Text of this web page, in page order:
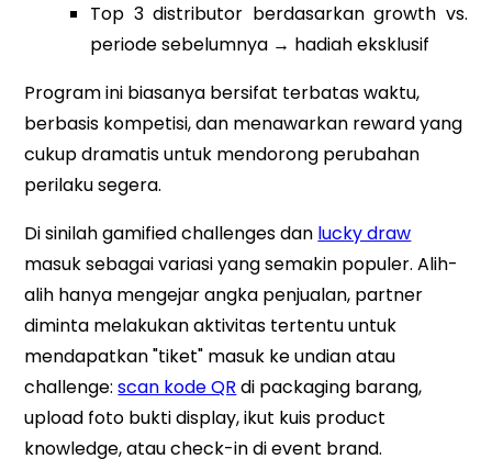
Top 3 distributor berdasarkan growth vs.
periode sebelumnya → hadiah eksklusif
Program ini biasanya bersifat terbatas waktu,
berbasis kompetisi, dan menawarkan reward yang
cukup dramatis untuk mendorong perubahan
perilaku segera.
Di sinilah gamified challenges dan lucky draw
masuk sebagai variasi yang semakin populer. Alih-
alih hanya mengejar angka penjualan, partner
diminta melakukan aktivitas tertentu untuk
mendapatkan "tiket" masuk ke undian atau
challenge:scan kode QR di packaging barang,
upload foto bukti display, ikut kuis product
knowledge, atau check-in di event brand.